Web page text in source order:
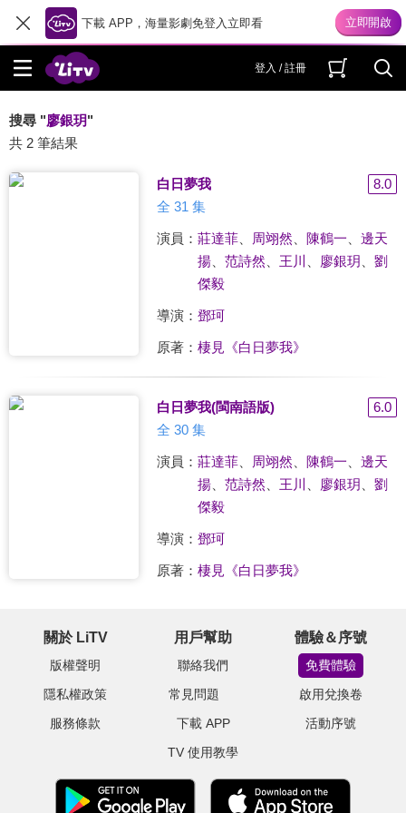
下載 APP，海量影劇免登入立即看
登入 / 註冊
搜尋 "廖銀玥"
共 2 筆結果
白日夢我
8.0
全 31 集
演員： 莊達菲、 周翊然 陳鶴一
邊天
揚、 范詩然 王川 廖銀玥
劉
傑毅
導演： 鄧珂
原著： 棲見《白日夢我》
白日夢我(閩南語版)
6.0
全 30 集
演員： 莊達菲、 周翊然 陳鶴一
邊天
揚、 范詩然 王川 廖銀玥
劉
傑毅
導演： 鄧珂
原著： 棲見《白日夢我》
關於 LiTV
版權聲明
隱私權政策
服務條款
用戶幫助
聯絡我們
常見問題
下載 APP
TV 使用教學
體驗＆序號
免費體驗
啟用兌換卷
活動序號